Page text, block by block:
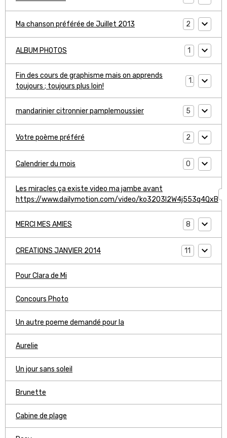
Ma chanson préférée de Juillet 2013 2
ALBUM PHOTOS 1
Fin des cours de graphisme mais on apprends
toujours ; toujours plus loin!
1
mandarinier citronnier pamplemoussier 5
Votre poème préféré 2
Calendrier du mois 0
Les miracles ça existe video ma jambe avant
https://www.dailymotion.com/video/ko3203l2W4j553q4QxB
MERCI MES AMIES 8
CREATIONS JANVIER 2014 11
Pour Clara de Mi
Concours Photo
Un autre poeme demandé pour la
Aurelie
Un jour sans soleil
Brunette
Cabine de plage